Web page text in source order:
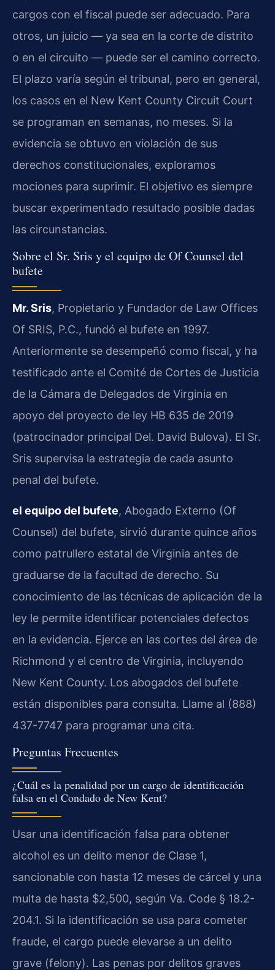
cargos con el fiscal puede ser adecuado. Para
otros, un juicio — ya sea en la corte de distrito
o en el circuito — puede ser el camino correcto.
El plazo varía según el tribunal, pero en general,
los casos en el New Kent County Circuit Court
se programan en semanas, no meses. Si la
evidencia se obtuvo en violación de sus
derechos constitucionales, exploramos
mociones para suprimir. El objetivo es siempre
buscar experimentado resultado posible dadas
las circunstancias.
Sobre el Sr. Sris y el equipo de Of Counsel del
bufete
Mr. Sris, Propietario y Fundador de Law Offices
Of SRIS, P.C., fundó el bufete en 1997.
Anteriormente se desempeñó como fiscal, y ha
testificado ante el Comité de Cortes de Justicia
de la Cámara de Delegados de Virginia en
apoyo del proyecto de ley HB 635 de 2019
(patrocinador principal Del. David Bulova). El Sr.
Sris supervisa la estrategia de cada asunto
penal del bufete.
el equipo del bufete, Abogado Externo (Of
Counsel) del bufete, sirvió durante quince años
como patrullero estatal de Virginia antes de
graduarse de la facultad de derecho. Su
conocimiento de las técnicas de aplicación de la
ley le permite identificar potenciales defectos
en la evidencia. Ejerce en las cortes del área de
Richmond y el centro de Virginia, incluyendo
New Kent County. Los abogados del bufete
están disponibles para consulta. Llame al (888)
437-7747 para programar una cita.
Preguntas Frecuentes
¿Cuál es la penalidad por un cargo de identificación
falsa en el Condado de New Kent?
Usar una identificación falsa para obtener
alcohol es un delito menor de Clase 1,
sancionable con hasta 12 meses de cárcel y una
multa de hasta $2,500, según Va. Code § 18.2-
204.1. Si la identificación se usa para cometer
fraude, el cargo puede elevarse a un delito
grave (felony). Las penas por delitos graves